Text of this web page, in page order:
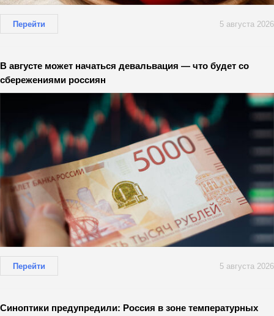
Перейти 5 августа 2026
В августе может начаться девальвация — что будет со
сбережениями россиян
Перейти 5 августа 2026
Синоптики предупредили: Россия в зоне температурных